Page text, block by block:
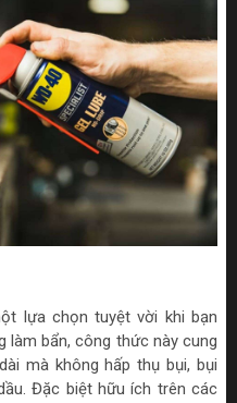
lựa chọn tuyệt vời khi bạn
làm bẩn, công thức này cung
mà không hấp thụ bụi, bụi
Đặc biệt hữu ích trên các